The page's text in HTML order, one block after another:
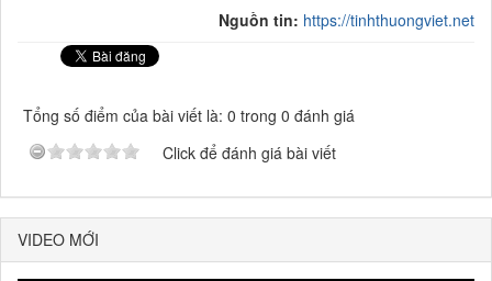
Nguồn tin: https://tinhthuongviet.net
Tổng số điểm của bài viết là: 0 trong 0 đánh giá
Click để đánh giá bài viết
VIDEO MỚI